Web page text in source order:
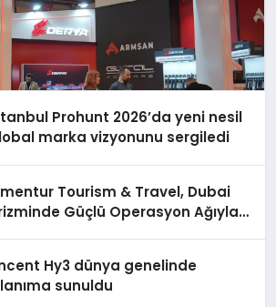
Prohunt 2026’da yeni nesil
marka vizyonunu sergiledi
Tourism & Travel, Dubai
Güçlü Operasyon Ağıyla
Hy3 dünya genelinde
sunuldu